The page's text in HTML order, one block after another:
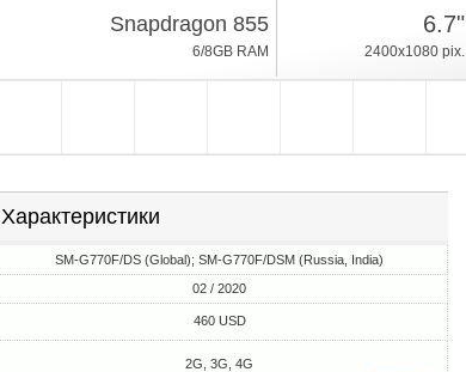
Android 10, One UI
Snapdragon 855
6/8GB RAM
6.7"
2400x1080 pix.
Характеристики
SM-G770F/DS (Global); SM-G770F/DSM (Russia, India)
02 / 2020
460 USD
2G, 3G, 4G